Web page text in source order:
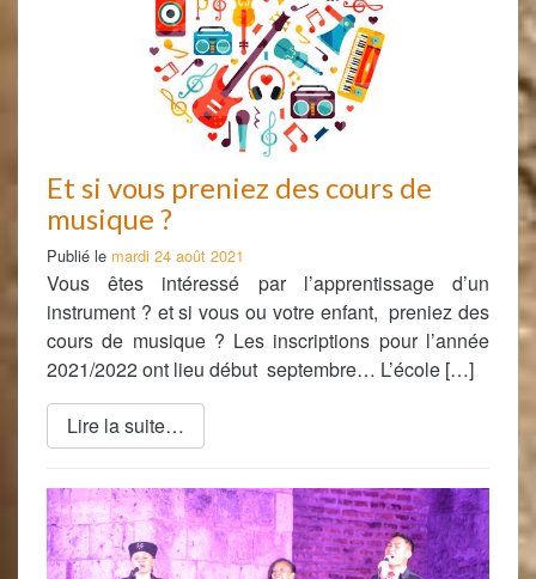
Et si vous preniez des cours de
musique ?
Publié le mardi 24 août 2021
Vous êtes intéressé par l’apprentissage d’un
instrument ? et si vous ou votre enfant, preniez des
cours de musique ? Les inscriptions pour l’année
2021/2022 ont lieu début septembre… L’école […]
Lire la suite…